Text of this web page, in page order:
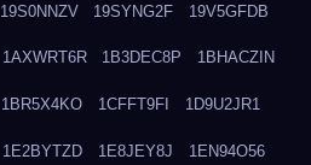
19S0NNZV 19SYNG2F 19V5GFDB
1AXWRT6R 1B3DEC8P 1BHACZIN
1BR5X4KO 1CFFT9FI 1D9U2JR1
1E2BYTZD 1E8JEY8J 1EN94O56